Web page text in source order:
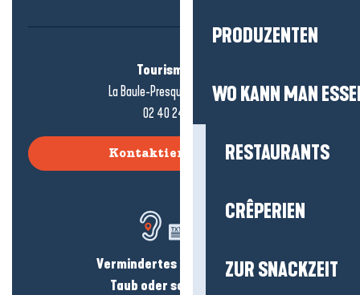
PRODUZENTEN
WO KANN MAN
RESTAURANTS
CRÊPERIEN
ZUR SNACKZEIT
Tourismusbüro
La Baule-Presqu'île de Guérande
02 40 24 34 44
Kontaktieren Sie uns
Vermindertes Hörvermögen?
Taub oder schwerhörig?